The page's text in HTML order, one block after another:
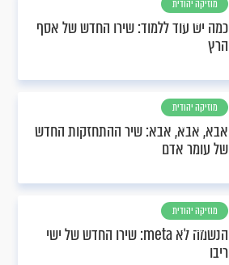
מוזיקה יהודית
וחסידית
כמה יש עוד ללמוד: שירו החדש של אסף
הרץ
מוזיקה יהודית
וחסידית
אבא, אבא, אבא: שיר ההתחזקות החדש
של עומר אדם
מוזיקה יהודית
וחסידית
הנשמה לא meta: שירו החדש של ישי
ריבו